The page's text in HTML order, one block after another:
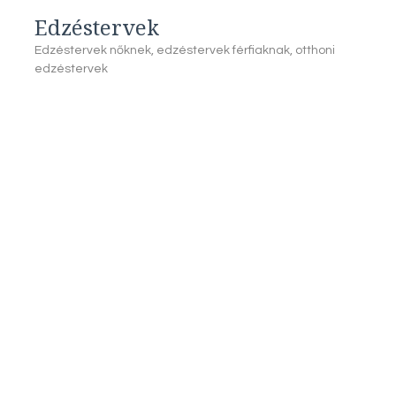
Edzéstervek
Edzéstervek nőknek, edzéstervek férfiaknak, otthoni
edzéstervek